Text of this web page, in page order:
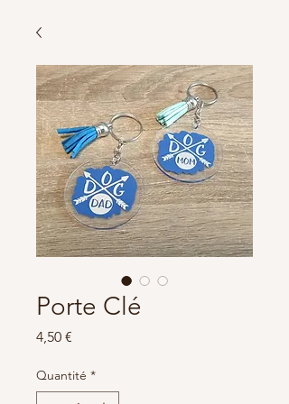
Porte Clé
4,50 €
Quantité *